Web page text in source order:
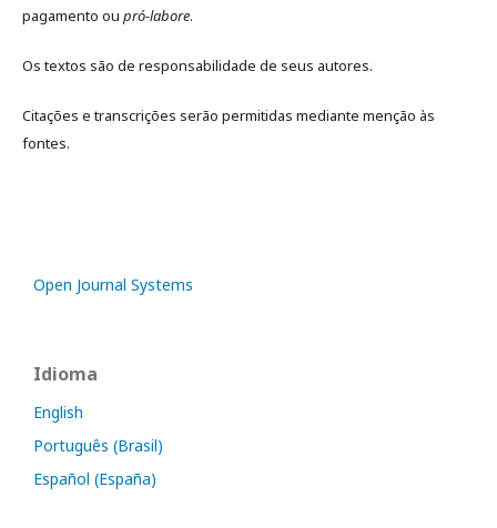
pagamento ou pró-labore.
Os textos são de responsabilidade de seus autores.
Citações e transcrições serão permitidas mediante menção às
fontes.
Open Journal Systems
Idioma
English
Português (Brasil)
Español (España)